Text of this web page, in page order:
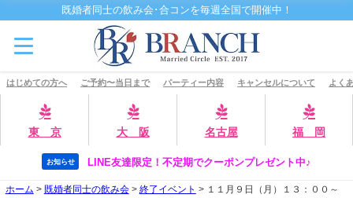
既婚者同士の飲み会･合コンを毎週全国で開催中！
はじめての方へ ご予約〜当日まで パーティー内容 キャンセルについて よく
東 京 大 阪 名古屋 福 岡
お知らせ LINE友達限定！不定期でクーポンプレゼント中♪
ホーム > 既婚者同士の飲み会> 終了イベント > １１月９日（月）１３：００～